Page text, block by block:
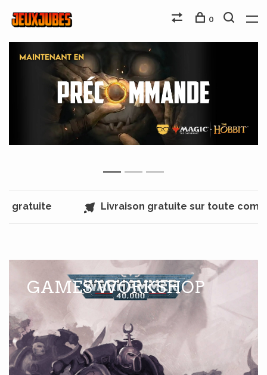
0
Livraison gratuite sur toute
GAMES WORKSHOP